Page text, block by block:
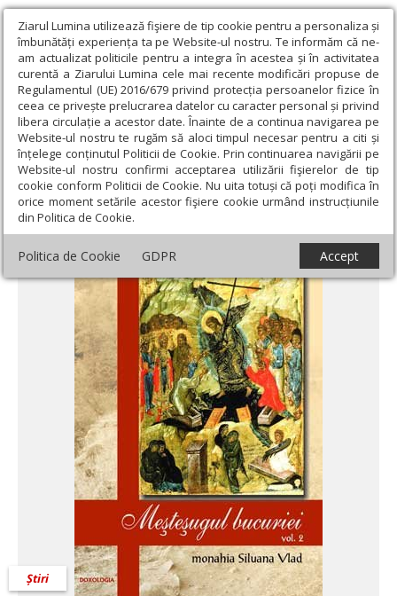
Ziarul Lumina utilizează fişiere de tip cookie pentru a personaliza și
îmbunătăți experiența ta pe Website-ul nostru. Te informăm că ne-
am actualizat politicile pentru a integra în acestea și în activitatea
curentă a Ziarului Lumina cele mai recente modificări propuse de
Regulamentul (UE) 2016/679 privind protecția persoanelor fizice în
ceea ce privește prelucrarea datelor cu caracter personal și privind
libera circulație a acestor date. Înainte de a continua navigarea pe
Website-ul nostru te rugăm să aloci timpul necesar pentru a citi și
înțelege conținutul Politicii de Cookie. Prin continuarea navigării pe
Website-ul nostru confirmi acceptarea utilizării fişierelor de tip
cookie conform Politicii de Cookie. Nu uita totuși că poți modifica în
orice moment setările acestor fişiere cookie urmând instrucțiunile
din Politica de Cookie.
Politica de Cookie GDPR Accept
Ziarul Lumina › Actualitate religioasă › Știri › Prezentare de
carte: Iertarea, meşteşugul bucuriei
Prezentare de carte: Iertarea, meşteşugul
bucuriei
Știri